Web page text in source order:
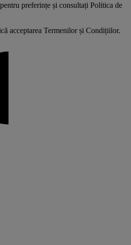
pentru preferințe și consultați Politica de
acceptarea Termenilor și Condițiilor.